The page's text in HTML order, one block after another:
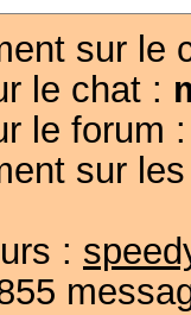
sur le
le chat :
le forum
sur
: